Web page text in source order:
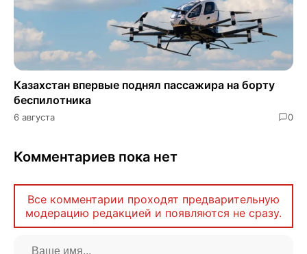
Казахстан впервые поднял пассажира на борту
беспилотника
6 августа 0
Комментариев пока нет
Все комментарии проходят предварительную
модерацию редакцией и появляются не сразу.